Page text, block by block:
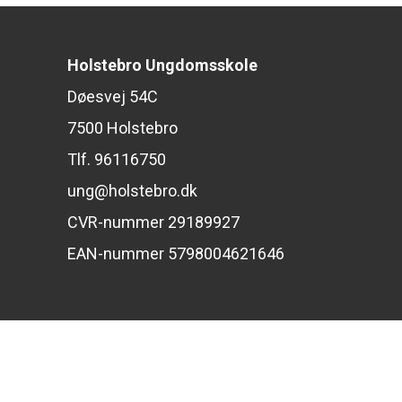
Holstebro Ungdomsskole
Døesvej 54C
7500 Holstebro
Tlf. 96116750
ung@holstebro.dk
CVR-nummer 29189927
EAN-nummer 5798004621646